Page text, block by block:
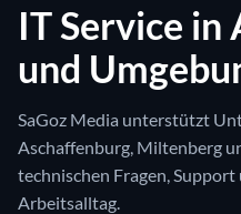
IT Service in
und
SaGoz Media unterstützt
Aschaffenburg, Miltenberg
technischen Fragen,
Arbeitsalltag.